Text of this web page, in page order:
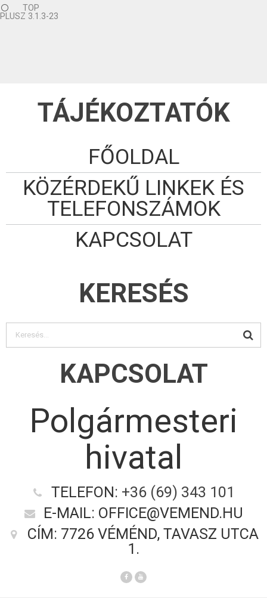
TOP
PLUSZ 3.1.3-23
TÁJÉKOZTATÓK
FŐOLDAL
KÖZÉRDEKŰ LINKEK ÉS
TELEFONSZÁMOK
KAPCSOLAT
KERESÉS
KAPCSOLAT
Polgármesteri
hivatal
TELEFON: +36 (69) 343 101
E-MAIL: OFFICE@VEMEND.HU
CÍM: 7726 VÉMÉND, TAVASZ UTCA
1.